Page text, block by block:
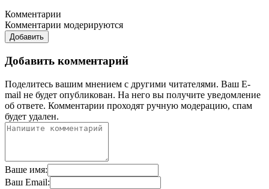
Комментарии
Комментарии модерируются
Добавить
Добавить комментарий
Поделитесь вашим мнением с другими читателями. Ваш E-
mail не будет опубликован. На него вы получите уведомление
об ответе. Комментарии проходят ручную модерацию, спам
будет удален.
Ваше имя:
Ваш Email: